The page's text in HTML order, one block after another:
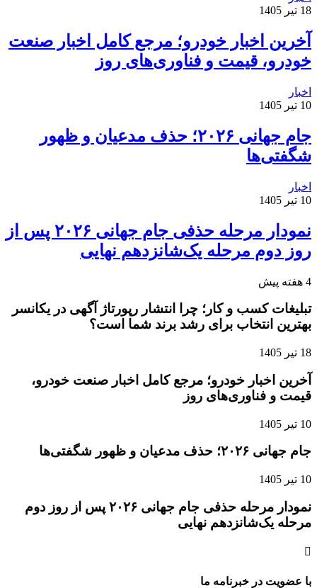
18 تیر 1405
آخرین اخبار خودرو؛ مرجع کامل اخبار صنعت
خودرو، قیمت و فناوری‌های روز
اخبار
10 تیر 1405
جام جهانی ۲۰۲۶؛ حذف مدعیان و ظهور
شگفتی‌ها
اخبار
10 تیر 1405
نمودار مرحله حذفی جام جهانی ۲۰۲۶ پس از
روز دوم مرحله یک‌شانزدهم نهایی
4 هفته پیش
تبلیغات کسب و کار؛ چرا انتشار رپورتاژ آگهی در یکانسر
بهترین انتخاب برای رشد برند شما است؟
18 تیر 1405
آخرین اخبار خودرو؛ مرجع کامل اخبار صنعت خودرو،
قیمت و فناوری‌های روز
10 تیر 1405
جام جهانی ۲۰۲۶؛ حذف مدعیان و ظهور شگفتی‌ها
10 تیر 1405
نمودار مرحله حذفی جام جهانی ۲۰۲۶ پس از روز دوم
مرحله یک‌شانزدهم نهایی
با عضویت در خبرنامه ما